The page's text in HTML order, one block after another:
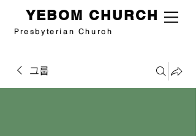
Presbyterian Church
YEBOM CHURCH
그룹